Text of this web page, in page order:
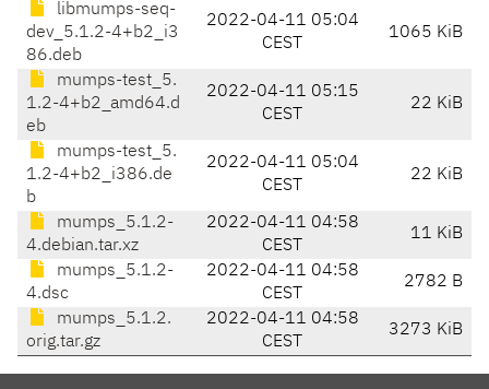
libmumps-seq-
dev_5.1.2-4+b2_i3
86.deb
2022-04-11 05:04
CEST
1065 KiB
mumps-test_5.
1.2-4+b2_amd64.d
eb
2022-04-11 05:15
CEST
22 KiB
mumps-test_5.
1.2-4+b2_i386.de
b
2022-04-11 05:04
CEST
22 KiB
mumps_5.1.2-
4.debian.tar.xz
2022-04-11 04:58
CEST
11 KiB
mumps_5.1.2-
4.dsc
2022-04-11 04:58
CEST
2782 B
mumps_5.1.2.
orig.tar.gz
2022-04-11 04:58
CEST
3273 KiB